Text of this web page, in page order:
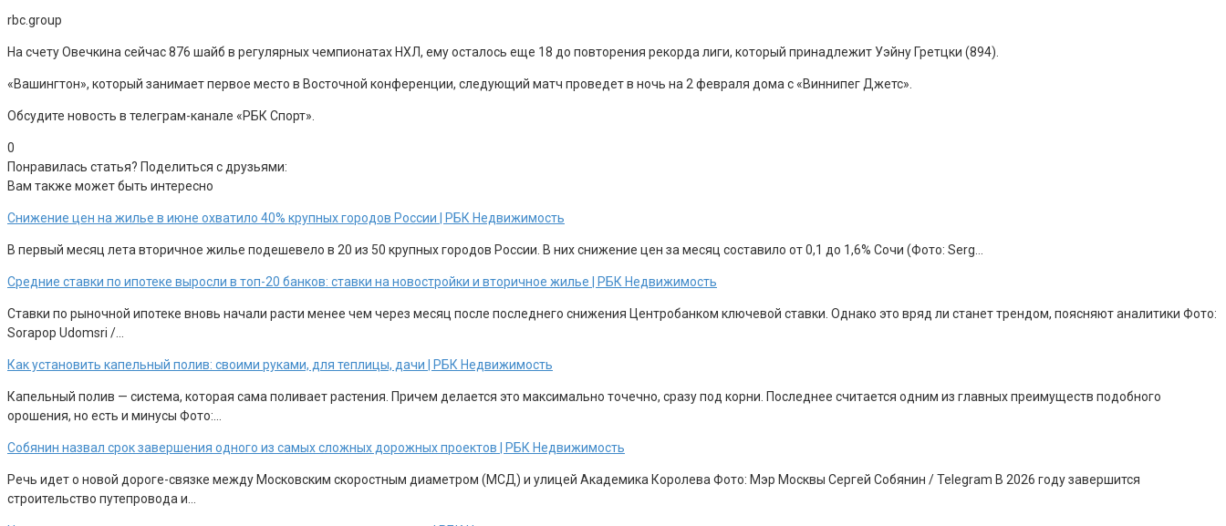
rbc.group
На счету Овечкина сейчас 876 шайб в регулярных чемпионатах НХЛ, ему осталось еще 18 до повторения рекорда лиги, который принадлежит Уэйну Гретцки (894).
«Вашингтон», который занимает первое место в Восточной конференции, следующий матч проведет в ночь на 2 февраля дома с «Виннипег Джетс».
Обсудите новость в телеграм-канале «РБК Спорт».
0
Понравилась статья? Поделиться с друзьями:
Вам также может быть интересно
Снижение цен на жилье в июне охватило 40% крупных городов России | РБК Недвижимость
В первый месяц лета вторичное жилье подешевело в 20 из 50 крупных городов России. В них снижение цен за месяц составило от 0,1 до 1,6% Сочи (Фото: Serg…
Средние ставки по ипотеке выросли в топ-20 банков: ставки на новостройки и вторичное жилье | РБК Недвижимость
Ставки по рыночной ипотеке вновь начали расти менее чем через месяц после последнего снижения Центробанком ключевой ставки. Однако это вряд ли станет трендом, поясняют аналитики Фото:
Sorapop Udomsri /…
Как установить капельный полив: своими руками, для теплицы, дачи | РБК Недвижимость
Капельный полив — система, которая сама поливает растения. Причем делается это максимально точечно, сразу под корни. Последнее считается одним из главных преимуществ подобного
орошения, но есть и минусы Фото:…
Собянин назвал срок завершения одного из самых сложных дорожных проектов | РБК Недвижимость
Речь идет о новой дороге-связке между Московским скоростным диаметром (МСД) и улицей Академика Королева Фото: Мэр Москвы Сергей Собянин / Telegram В 2026 году завершится
строительство путепровода и…